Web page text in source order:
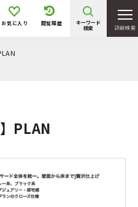
詳細検索
お気に入り 閲覧履歴
キーワード
検索
PLAN